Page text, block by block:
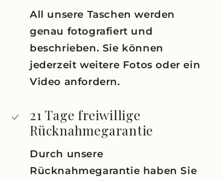
All unsere Taschen werden
genau fotografiert und
beschrieben. Sie können
jederzeit weitere Fotos oder ein
Video anfordern.
21 Tage freiwillige
Rücknahmegarantie
Durch unsere
Rücknahmegarantie haben Sie